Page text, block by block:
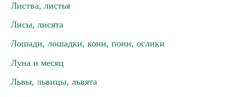
Листва, листья
Лисы, лисята
Лошади, лошадки, кони, пони, ослики
Луна и месяц
Львы, львицы, львята